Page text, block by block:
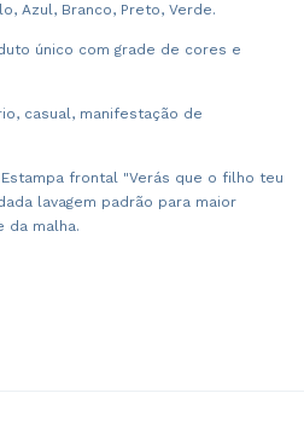
Azul, Branco, Preto, Verde.
único com grade de cores e
casual, manifestação de
Estampa frontal "Verás que o filho teu
lavagem padrão para maior
da malha.